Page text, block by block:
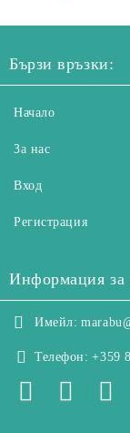
Бързи връзки:
Начало
За нас
Вход
Регистрация
Информация за
Имейл:
Телефон: +359